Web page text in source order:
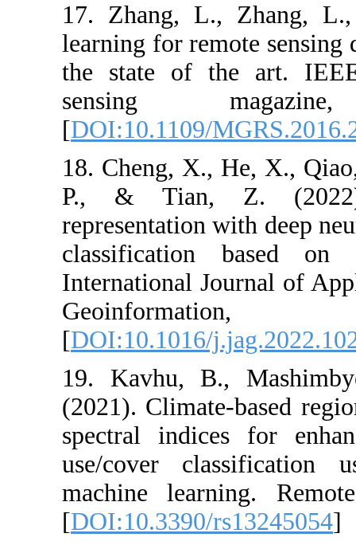
17. Zhang,
learning for
the state of
sensing
[DOI:10.1109/
18. Cheng, X.,
P., & Tian,
representation
classification
International
[DOI:10.1016/
19. Kavhu,
(2021).
spectral
use/cover
machine
[DOI:10.3390/